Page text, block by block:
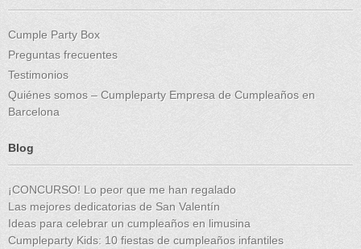
Cumple Party Box
Preguntas frecuentes
Testimonios
Quiénes somos – Cumpleparty Empresa de Cumpleaños en
Barcelona
Blog
¡CONCURSO! Lo peor que me han regalado
Las mejores dedicatorias de San Valentín
Ideas para celebrar un cumpleaños en limusina
Cumpleparty Kids: 10 fiestas de cumpleaños infantiles